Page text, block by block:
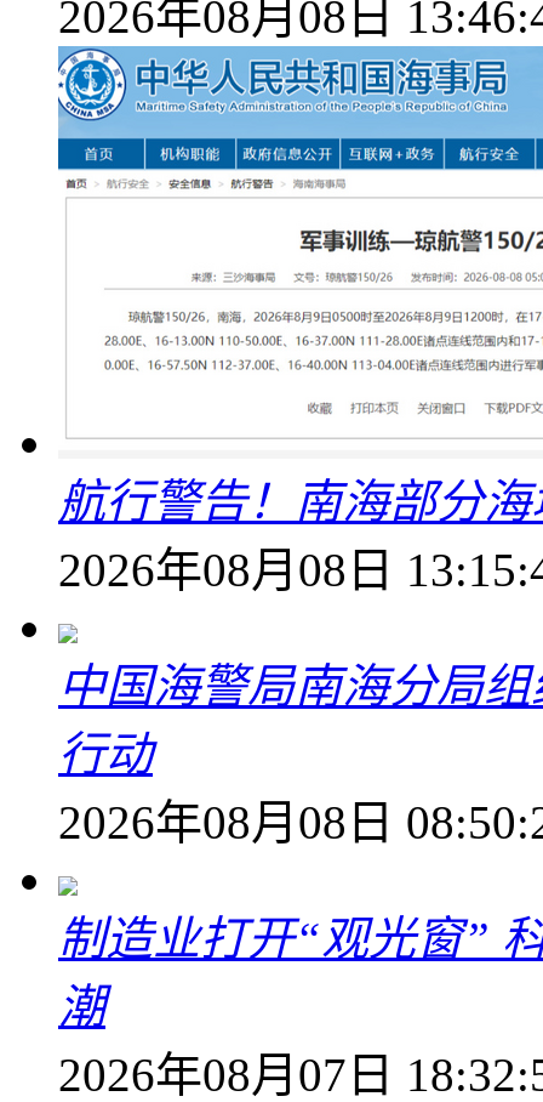
2026年08月08日
航行警告！南海部分
2026年08月08日
中国海警局南海分局
行动
2026年08月08日
制造业打开“观光窗”
潮
2026年08月07日